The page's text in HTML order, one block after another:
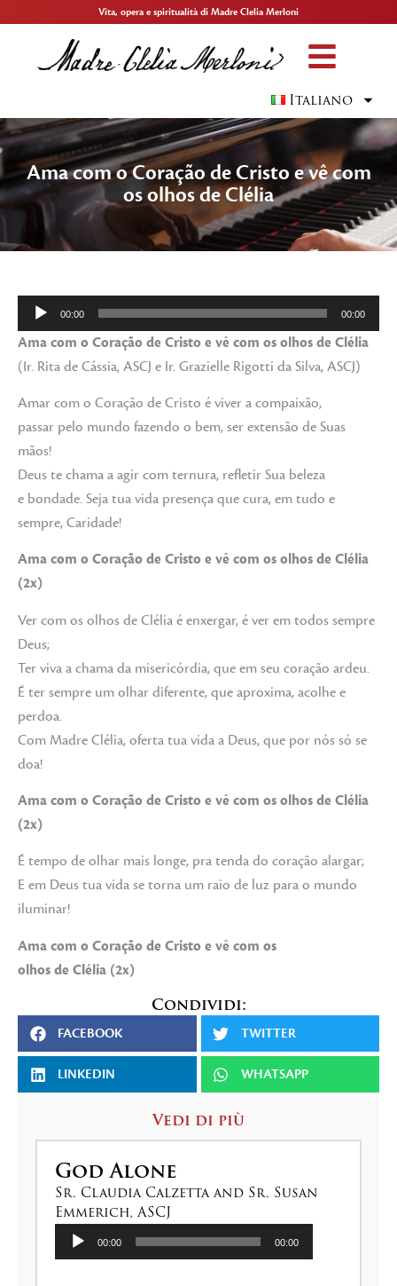
Vita, opera e spiritualità di Madre Clelia Merloni
Italiano
Ama com o Coração de Cristo e vê com
os olhos de Clélia
Audio
Player
00:00 00:00
Ama com o Coração de Cristo e vê com os olhos de Clélia
(Ir. Rita de Cássia, ASCJ e Ir. Grazielle Rigotti da Silva, ASCJ)
Amar com o Coração de Cristo é viver a compaixão,
passar pelo mundo fazendo o bem, ser extensão de Suas
mãos!
Deus te chama a agir com ternura, refletir Sua beleza
e bondade. Seja tua vida presença que cura, em tudo e
sempre, Caridade!
Ama com o Coração de Cristo e vê com os olhos de Clélia
(2x)
Ver com os olhos de Clélia é enxergar, é ver em todos sempre
Deus;
Ter viva a chama da misericórdia, que em seu coração ardeu.
É ter sempre um olhar diferente, que aproxima, acolhe e
perdoa.
Com Madre Clélia, oferta tua vida a Deus, que por nós só se
doa!
Ama com o Coração de Cristo e vê com os olhos de Clélia
(2x)
É tempo de olhar mais longe, pra tenda do coração alargar;
E em Deus tua vida se torna um raio de luz para o mundo
iluminar!
Ama com o Coração de Cristo e vê com os
olhos de Clélia (2x)
Condividi:
FACEBOOK TWITTER
LINKEDIN WHATSAPP
Vedi di più
God Alone
Sr. Claudia Calzetta and Sr. Susan
Emmerich, ASCJ
Audio
Player
00:00 00:00